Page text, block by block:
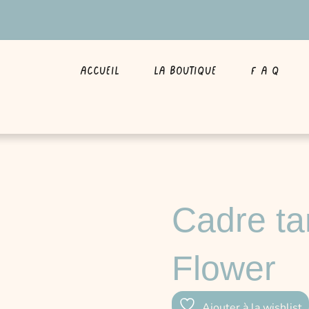
Accueil La boutique F A Q
Cadre
Flower